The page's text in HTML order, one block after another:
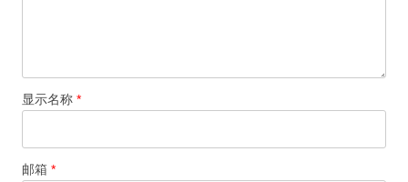
显示名称 *
邮箱 *